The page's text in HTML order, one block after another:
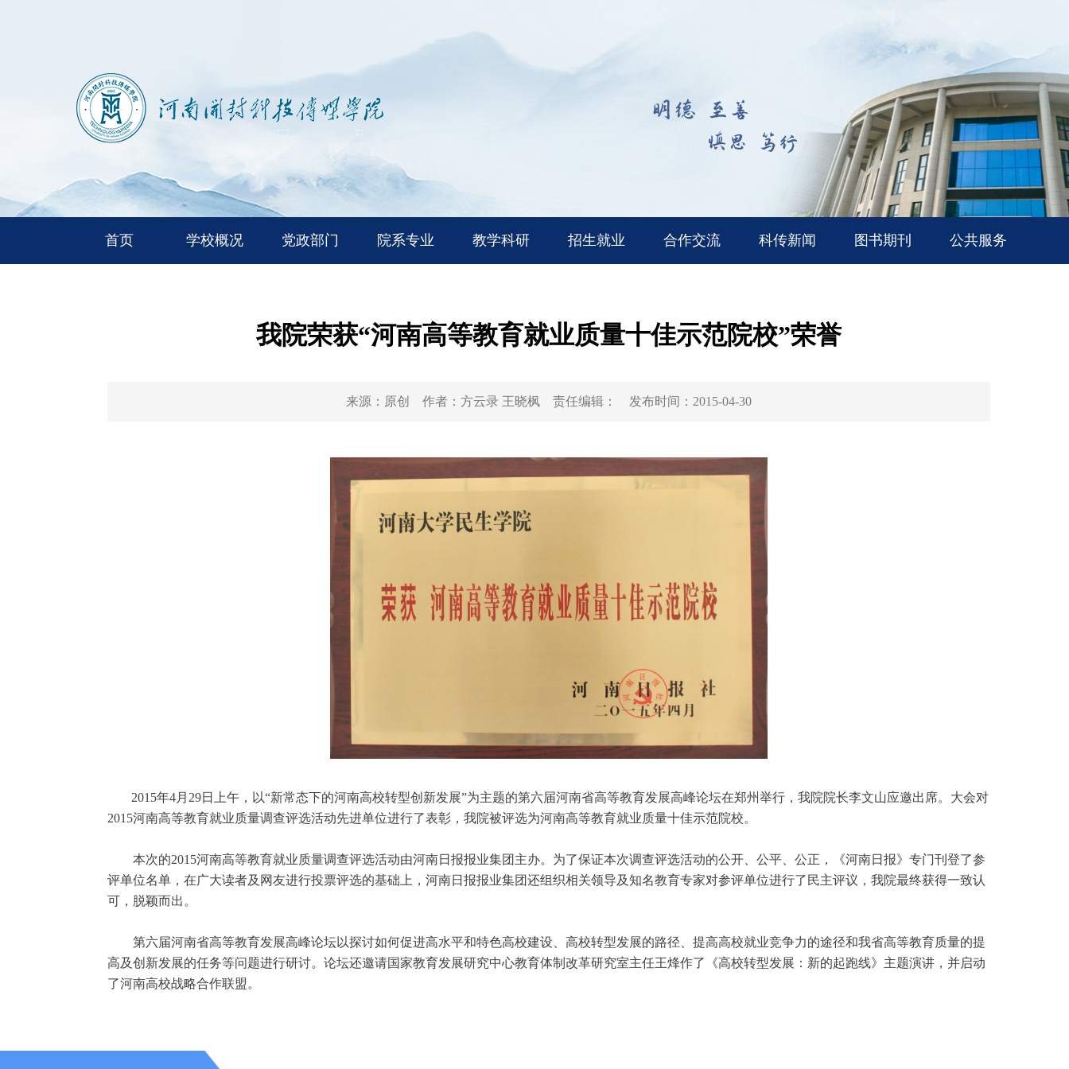
首页 学校概况 党政部门 院系专业 教学科研 招生就业 合作交流 科传新闻 图书期刊 公共服务
我院荣获“河南高等教育就业质量十佳示范院校”荣誉
来源： 原创 作者： 方云录 王晓枫 责任编辑： 发布时间： 2015-04-30
2015年4月29日
上午，以“新常态下的河南高校转型创新发展”为主题的第六届河南省高等教育发展高峰论坛在郑州举行，我院院长李文山应邀出席。大会对
2015河南高等教育就业质量调查评选活动先进单位进行了表彰，我院被评选为河南高等教育就业质量十佳示范院校。
本次的2015河南高等教育就业质量调查评选活动由河南日报报业集团主办。为了保证本次调查评选活动的公开、公平、公正，《河南日报》专门刊登了参
评单位名单，在广大读者及网友进行投票评选的基础上，河南日报报业集团还组织相关领导及知名教育专家对参评单位进行了民主评议，我院最终获得一致认
可，脱颖而出。
第六届河南省高等教育发展高峰论坛以探讨如何促进高水平和特色高校建设、高校转型发展的路径、提高高校就业竞争力的途径和我省高等教育质量的提
高及创新发展的任务等问题进行研讨。论坛还邀请国家教育发展研究中心教育体制改革研究室主任王烽作了《高校转型发展：新的起跑线》主题演讲，并启动
了河南高校战略合作联盟。